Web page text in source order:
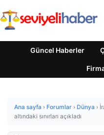
Güncel Haberler
Ana sayfa › Forumlar › Dünya ›
altındaki sınırları açıkladı